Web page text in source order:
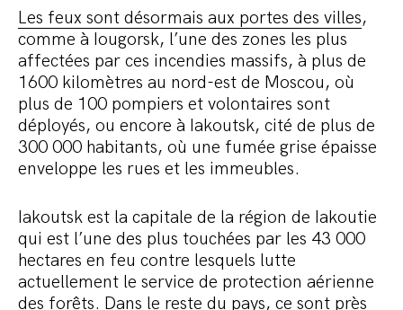
Les feux sont désormais aux portes des villes,
comme à Iougorsk, l’une des zones les plus
affectées par ces incendies massifs, à plus de
1600 kilomètres au nord-est de Moscou, où
plus de 100 pompiers et volontaires sont
déployés, ou encore à Iakoutsk, cité de plus de
300 000 habitants, où une fumée grise épaisse
enveloppe les rues et les immeubles.
Iakoutsk est la capitale de la région de Iakoutie
qui est l’une des plus touchées par les 43 000
hectares en feu contre lesquels lutte
actuellement le service de protection aérienne
des forêts. Dans le reste du pays, ce sont près